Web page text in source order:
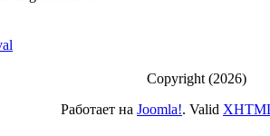
Copyright (2026)
Работает на Joomla!. Valid